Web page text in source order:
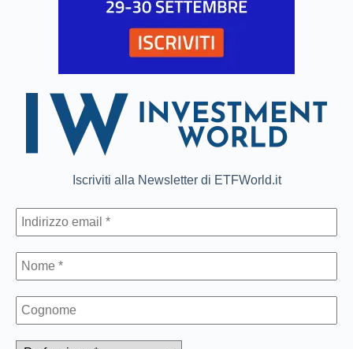
Iscriviti alla Newsletter di ETFWorld.it